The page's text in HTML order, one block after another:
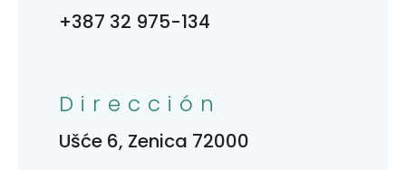
+387 32 975-134
Dirección
Ušće 6, Zenica 72000